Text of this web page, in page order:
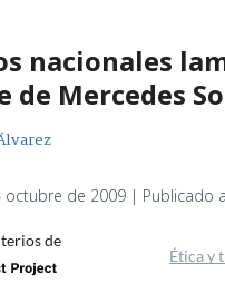
nacionales
de Mercedes
octubre de 2009 | Publicado
de
Ética y